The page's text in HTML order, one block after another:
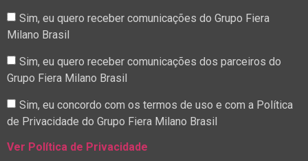
Sim, eu quero receber comunicações do Grupo Fiera
Milano Brasil
Sim, eu quero receber comunicações dos parceiros do
Grupo Fiera Milano Brasil
Sim, eu concordo com os termos de uso e com a Política
de Privacidade do Grupo Fiera Milano Brasil
Ver Política de Privacidade